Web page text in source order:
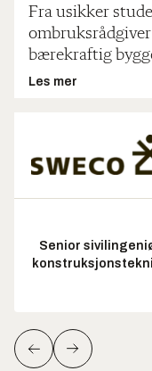
Fra usikker
bærekraftig
Les mer
Senior